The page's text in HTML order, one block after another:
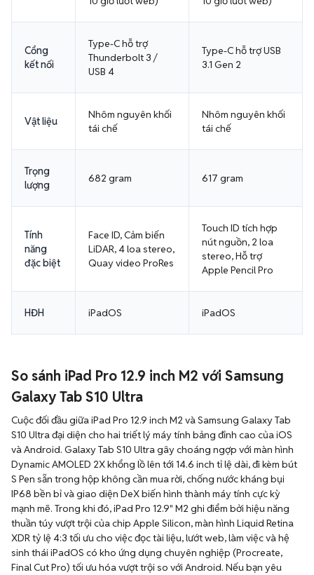
Cổng
kết nối
Type-C hỗ trợ
Thunderbolt 3 /
USB 4
Type-C hỗ trợ USB
3.1 Gen 2
Vật liệu
Nhôm nguyên khối
tái chế
Nhôm nguyên khối
tái chế
Trọng
lượng
682 gram 617 gram
Tính
năng
đặc biệt
Face ID, Cảm biến
LiDAR, 4 loa stereo,
Quay video ProRes
Touch ID tích hợp
nút nguồn, 2 loa
stereo, Hỗ trợ
Apple Pencil Pro
HĐH iPadOS iPadOS
So sánh iPad Pro 12.9 inch M2 với Samsung
Galaxy Tab S10 Ultra
Cuộc đối đầu giữa iPad Pro 12.9 inch M2 và Samsung Galaxy Tab
S10 Ultra đại diện cho hai triết lý máy tính bảng đỉnh cao của iOS
và Android. Galaxy Tab S10 Ultra gây choáng ngợp với màn hình
Dynamic AMOLED 2X khổng lồ lên tới 14.6 inch tỉ lệ dài, đi kèm bút
S Pen sẵn trong hộp không cần mua rời, chống nước kháng bụi
IP68 bền bỉ và giao diện DeX biến hình thành máy tính cực kỳ
mạnh mẽ. Trong khi đó, iPad Pro 12.9" M2 ghi điểm bởi hiệu năng
thuần túy vượt trội của chip Apple Silicon, màn hình Liquid Retina
XDR tỷ lệ 4:3 tối ưu cho việc đọc tài liệu, lướt web, làm việc và hệ
sinh thái iPadOS có kho ứng dụng chuyên nghiệp (Procreate,
Final Cut Pro) tối ưu hóa vượt trội so với Android. Nếu bạn yêu